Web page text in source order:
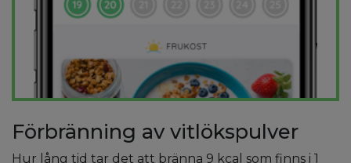
Förbränning av vitlökspulver
Hur lång tid tar det att bränna 9 kcal som finns i 1